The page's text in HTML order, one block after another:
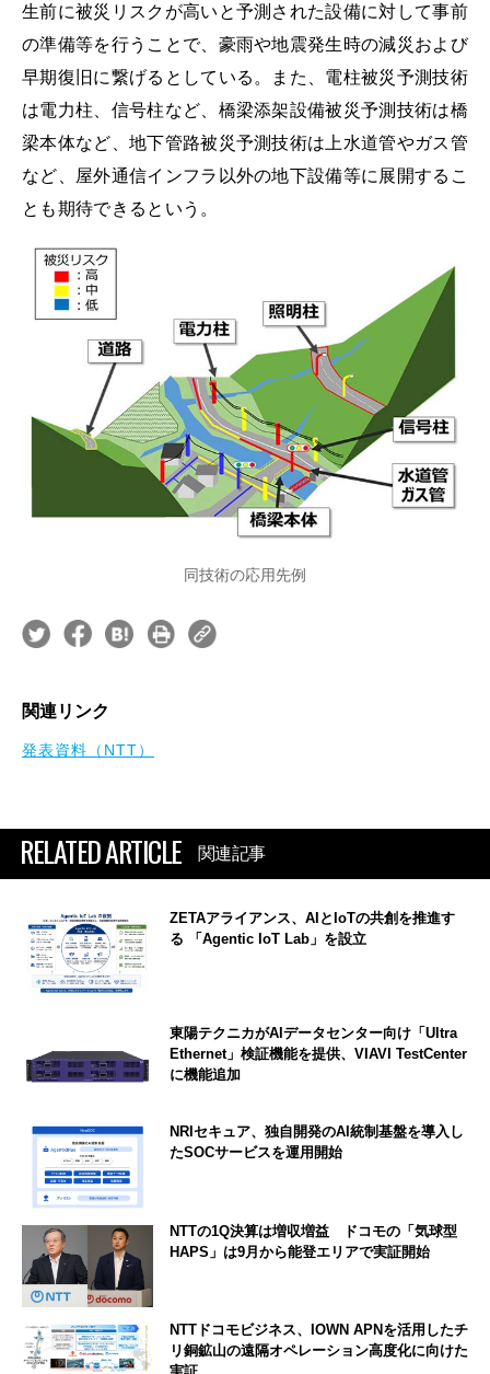
生前に被災リスクが高いと予測された設備に対して事前
の準備等を行うことで、豪雨や地震発生時の減災および
早期復旧に繋げるとしている。また、電柱被災予測技術
は電力柱、信号柱など、橋梁添架設備被災予測技術は橋
梁本体など、地下管路被災予測技術は上水道管やガス管
など、屋外通信インフラ以外の地下設備等に展開するこ
とも期待できるという。
同技術の応用先例
関連リンク
発表資料（NTT）
RELATED ARTICLE 関連記事
ZETAアライアンス、AIとIoTの共創を推進す
る 「Agentic IoT Lab」を設立
東陽テクニカがAIデータセンター向け「Ultra
Ethernet」検証機能を提供、VIAVI TestCenter
に機能追加
NRIセキュア、独自開発のAI統制基盤を導入し
たSOCサービスを運用開始
NTTの1Q決算は増収増益 ドコモの「気球型
HAPS」は9月から能登エリアで実証開始
NTTドコモビジネス、IOWN APNを活用したチ
リ銅鉱山の遠隔オペレーション高度化に向けた